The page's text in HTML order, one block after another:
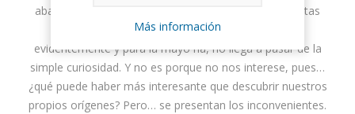
abandonaron su patria? Cuántas preguntas como estas
podríamos hacernos sobre nuestro pasado que,
evidentemente y para la mayo ría, no llega a pasar de la
simple curiosidad. Y no es porque no nos interese, pues…
¿qué puede haber más interesante que descubrir nuestros
propios orígenes? Pero… se presentan los inconvenientes.
Más información